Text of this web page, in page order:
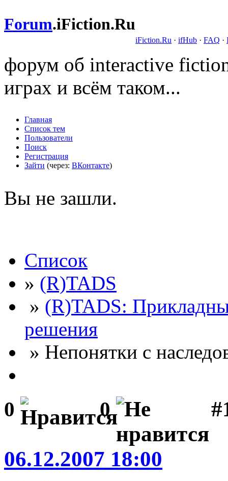
Forum.iFiction.Ru
iFiction.Ru · ifHub · FAQ ·
форум об interactive
играх и всём таком...
Главная
Список тем
Пользователи
Поиск
Регистрация
Зайти (через: ВКонтакте)
Вы не зашли.
Список
» (R)TADS
» (R)TADS:
решения
» Непонятки с
0 0
06.12.2007 18:00